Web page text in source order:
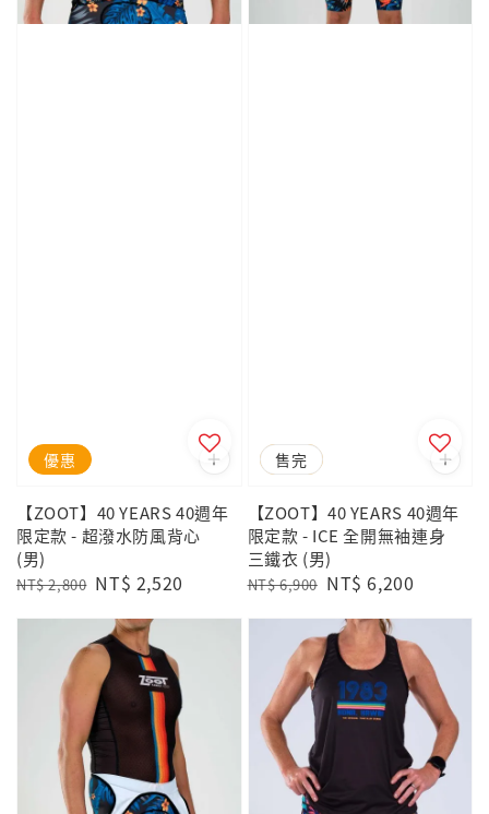
優惠
【ZOOT】40 YEARS 40週年
限定款 - 超潑水防風背心
(男)
Regular
NT$ 2,800 Sale
NT$ 2,520
優惠
售完
【ZOOT】40 YEARS 40週年
限定款 - ICE 全開無袖連身
三鐵衣 (男)
Regular
NT$ 6,900 Sale
NT$ 6,200